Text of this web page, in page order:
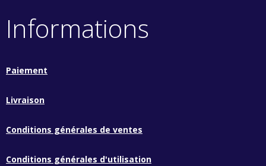
Informations
Paiement
Livraison
Conditions générales de ventes
Conditions générales d'utilisation